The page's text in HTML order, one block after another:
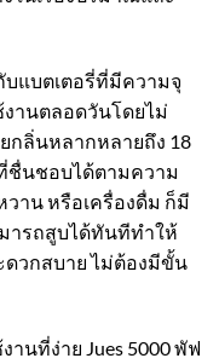
บแบตเตอรี่ที่มีความจุ
งานตลอดวันโดยไม่
กลิ่นหลากหลายถึง 18
ชื่นชอบได้ตามความ
าน หรือเครื่องดื่ม ก็มี
ารถสูบได้ทันทีทำให้
ดวกสบาย ไม่ต้องมีขั้น
นที่ง่าย Jues 5000 พัฟ